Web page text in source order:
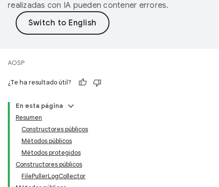
realizadas con IA pueden contener errores.
AOSP
¿Te ha resultado útil?
En esta página
Resumen
Constructores públicos
Métodos públicos
Métodos protegidos
Constructores públicos
FilePullerLogCollector